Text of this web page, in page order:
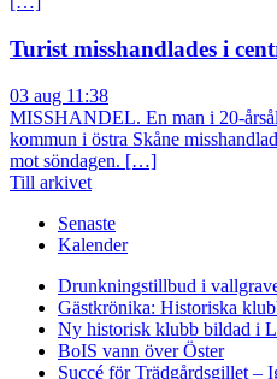
Turist misshandlades i
03 aug 11:38
MISSHANDEL. En man i 20-
kommun i östra Skåne
mot söndagen. […]
Till arkivet
Senaste
Kalender
Drunkningstillbud i
Gästkrönika: Historiska
Ny historisk klubb bildad i
BoIS vann över Öster
Succé för Trädgårdsgillet –